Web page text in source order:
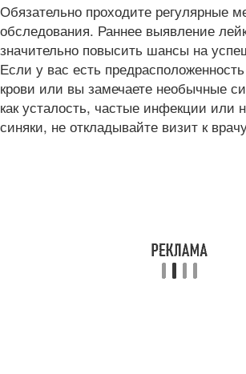
Обязательно проходите регулярные
обследования. Раннее выявление
значительно повысить шансы на
Если у вас есть
крови или вы замечаете необычные
как усталость, частые инфекции или
синяки, не откладывайте визит к